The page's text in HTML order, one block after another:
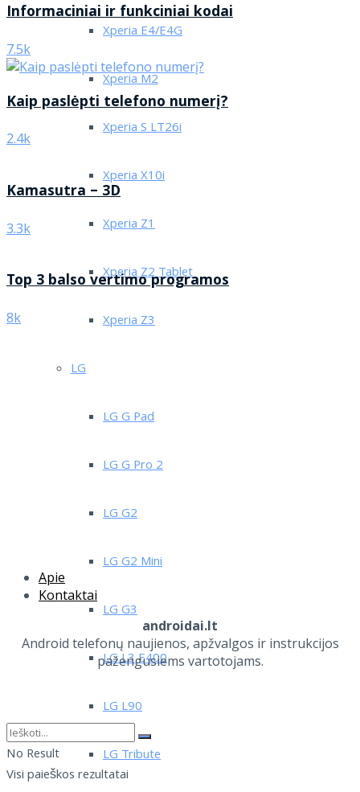
Xperia E4/E4G
Xperia M2
Xperia S LT26i
Xperia X10i
Xperia Z1
Xperia Z2 Tablet
Xperia Z3
LG
LG G Pad
LG G Pro 2
LG G2
LG G2 Mini
LG G3
LG L3 E400
LG L90
LG Tribute
Informaciniai ir funkciniai kodai
7.5k
Kaip paslėpti telefono numerį?
2.4k
Kamasutra – 3D
3.3k
Top 3 balso vertimo programos
8k
Apie
Kontaktai
androidai.lt
Android telefonų naujienos, apžvalgos ir instrukcijos
pažengusiems vartotojams.
No Result
Visi paieškos rezultatai